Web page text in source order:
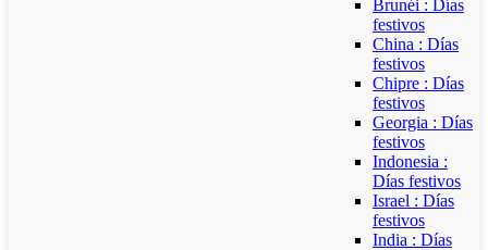
Brunéi : Días
festivos
China : Días
festivos
Chipre : Días
festivos
Georgia : Días
festivos
Indonesia :
Días festivos
Israel : Días
festivos
India : Días